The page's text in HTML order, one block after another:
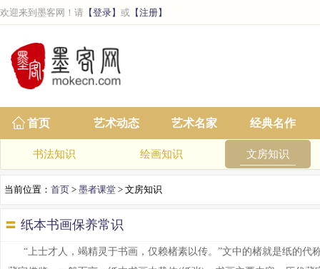
欢迎来到墨客网！请 【登录】 或 【注册】
首页 艺术动态 艺术名家 经典名作
书法知识 绘画知识 文房知识
当前位置： 首页 > 墨者课堂 > 文房知识
〓 纸本书画保养常识
“上士才人，竭精灵于书画，仅赖楮素以传。”文中的楮就是纸的